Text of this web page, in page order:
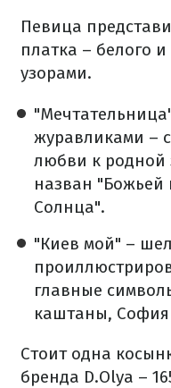
Певица
платка – белого
узорами.
журавликами –
любви к родной
назван "Божьей
Солнца".
"Киев мой" –
главные
каштаны, София
Стоит одна
бренда D.Olya –